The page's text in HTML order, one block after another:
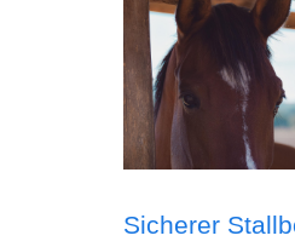
Sicherer